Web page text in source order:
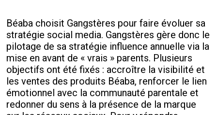
Béaba choisit Gangstères pour faire évoluer sa
stratégie social media. Gangstères gère donc le
pilotage de sa stratégie influence annuelle via la
mise en avant de « vrais » parents. Plusieurs
objectifs ont été fixés : accroître la visibilité et
les ventes des produits Béaba, renforcer le lien
émotionnel avec la communauté parentale et
redonner du sens à la présence de la marque